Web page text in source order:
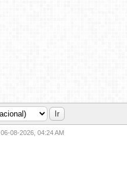
06-08-2026, 04:24 AM